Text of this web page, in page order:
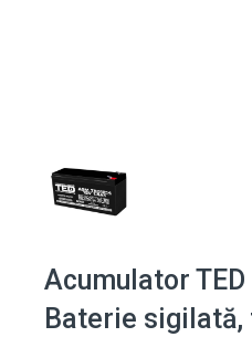
Acumulator
Baterie